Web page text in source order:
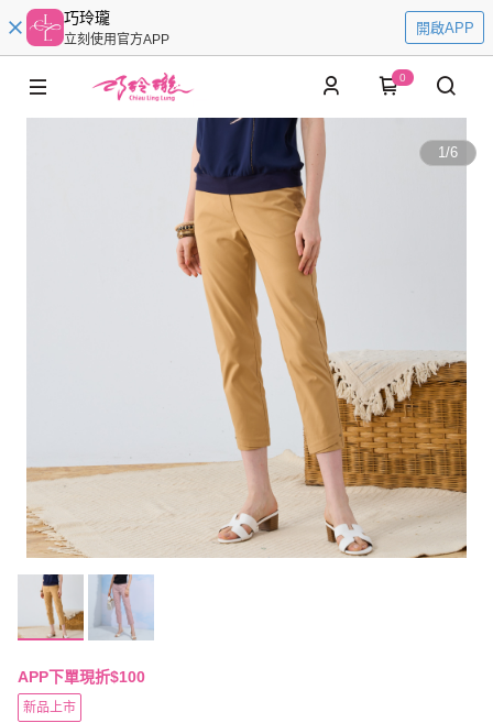
巧玲瓏
立刻使用官方APP
開啟APP
0
1/6
APP下單現折$100
新品上市